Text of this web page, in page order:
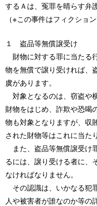
するＡは、冤罪を晴らす弁
（※この事件はフィクション
１ 盗品等無償譲受け
財物に対する罪に当たる
物を無償で譲り受ければ、
虞があります。
対象となるのは、窃盗や
財物をはじめ、詐欺や恐喝
物も対象となりますが、収
された財物等はこれに当た
また、盗品等無償譲受け
るには、譲り受ける者に、
なければなりません。
その認識は、いかなる犯
人や被害者が誰なのか等の